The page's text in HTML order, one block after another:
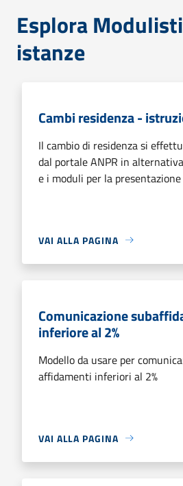
Esplora
istanze
Cambi residenza -
Il cambio di residenza si
dal portale ANPR in
e i moduli per la
VAI ALLA PAGINA
Comunicazione
inferiore al 2%
Modello da usare per
affidamenti inferiori al 2%
VAI ALLA PAGINA